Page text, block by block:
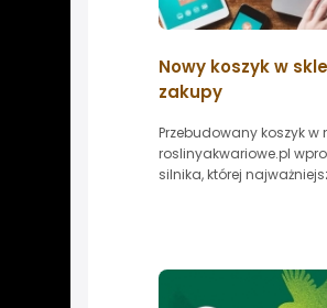
Nowy koszyk w
zakupy
Przebudowany koszyk w
roslinyakwariowe.pl
silnika, której